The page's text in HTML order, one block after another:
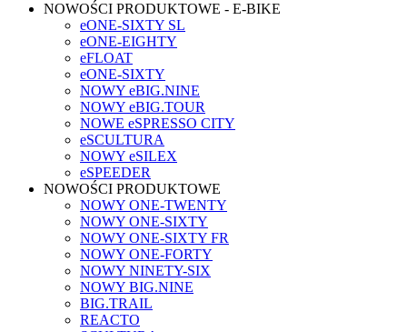
NOWOŚCI PRODUKTOWE - E-BIKE
eONE-SIXTY SL
eONE-EIGHTY
eFLOAT
eONE-SIXTY
NOWY eBIG.NINE
NOWY eBIG.TOUR
NOWE eSPRESSO CITY
eSCULTURA
NOWY eSILEX
eSPEEDER
NOWOŚCI PRODUKTOWE
NOWY ONE-TWENTY
NOWY ONE-SIXTY
NOWY ONE-SIXTY FR
NOWY ONE-FORTY
NOWY NINETY-SIX
NOWY BIG.NINE
BIG.TRAIL
REACTO